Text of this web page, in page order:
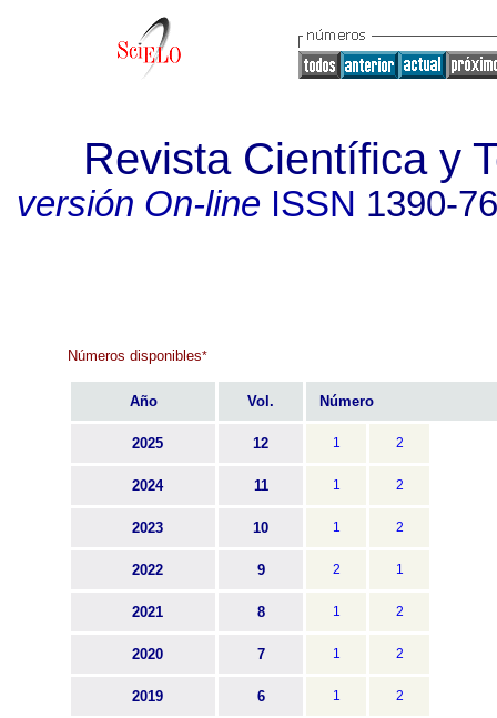
Revista Científica y
versión On-lineISSN 1390-
Números disponibles*
Año Vol. Número
2025 12 1 2
2024 11 1 2
2023 10 1 2
2022 9 2 1
2021 8 1 2
2020 7 1 2
2019 6 1 2